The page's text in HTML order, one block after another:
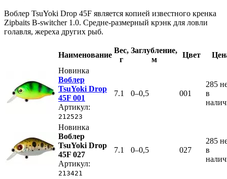
Воблер TsuYoki Drop 45F является копией известного кренка
Zipbaits B-switcher 1.0. Средне-размерный крэнк для ловли
голавля, жереха других рыб.
Наименование
Вес,
г
Заглубление,
м
Цвет
Новинка
Воблер
TsuYoki Drop
45F 001
Артикул:
212523
7.1 0–0,5 001
285
в
Новинка
Воблер
TsuYoki Drop
45F 027
Артикул:
213421
7.1 0–0,5 027
285
в